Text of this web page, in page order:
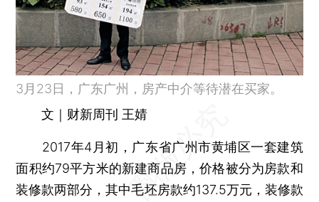
3月23日，广东广州，房产中介等待潜在买家。
文｜财新周刊 王婧
2017年4月初，广东省广州市黄埔区一套建筑
面积约79平方米的新建商品房，价格被分为房款和
装修款两部分，其中毛坯房款约137.5万元，装修款